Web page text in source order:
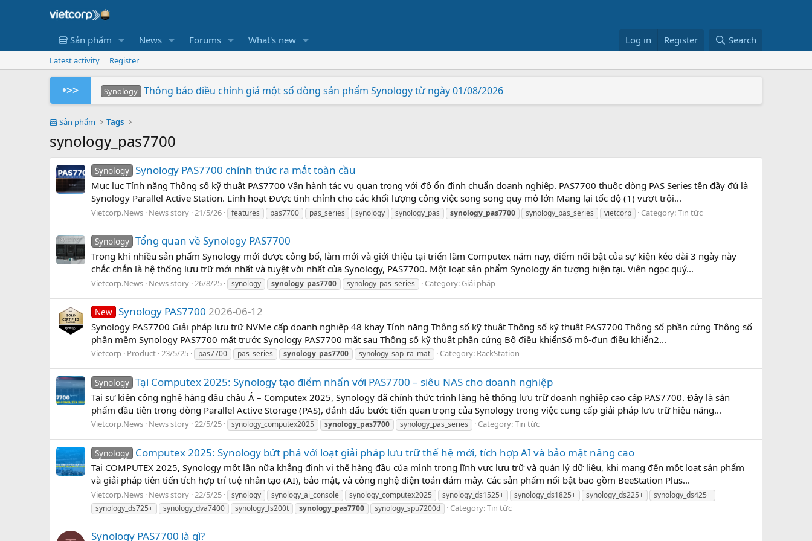
Sản phẩm News Forums What's new Log in Register Search
Latest activity Register
•>>
Tuần Lễ 0 Đồng Lợi Nhuận
Synology Thông báo điều chỉnh giá một số dòng sản phẩm Synology từ ngày 01/08/2026
Synology
Synology
Vietcorp
Vietcorp
Sản phẩm Tags
synology_pas7700
Synology Synology PAS7700 chính thức ra mắt toàn cầu
Mục lục Tính năng Thông số kỹ thuật PAS7700 Vận hành tác vụ quan trọng với độ ổn định chuẩn doanh nghiệp. PAS7700 thuộc dòng PAS Series tên đầy đủ là
Synology Parallel Active Station. Linh hoạt Được tinh chỉnh cho các khối lượng công việc song song quy mô lớn Mang lại tốc độ (1) vượt trội...
Vietcorp.News News story 21/5/26 features pas7700 pas_series synology synology_pas synology_pas7700 synology_pas_series vietcorp Category:Tin tức
Synology Tổng quan về Synology PAS7700
Trong khi nhiều sản phẩm Synology mới được công bố, làm mới và giới thiệu tại triển lãm Computex năm nay, điểm nổi bật của sự kiện kéo dài 3 ngày này
chắc chắn là hệ thống lưu trữ mới nhất và tuyệt vời nhất của Synology, PAS7700. Một loạt sản phẩm Synology ấn tượng hiện tại. Viên ngọc quý...
Vietcorp.News News story 26/8/25 synology synology_pas7700 synology_pas_series Category: Giải pháp
New Synology PAS7700 2026-06-12
Synology PAS7700 Giải pháp lưu trữ NVMe cấp doanh nghiệp 48 khay Tính năng Thông số kỹ thuật Thông số kỹ thuật PAS7700 Thông số phần cứng Thông số
phần mềm Synology PAS7700 mặt trước Synology PAS7700 mặt sau Thông số kỹ thuật phần cứng Bộ điều khiểnSố mô-đun điều khiển2...
Vietcorp Product 23/5/25 pas7700 pas_series synology_pas7700 synology_sap_ra_mat Category: RackStation
Synology Tại Computex 2025: Synology tạo điểm nhấn với PAS7700 – siêu NAS cho doanh nghiệp
Tại sự kiện công nghệ hàng đầu châu Á – Computex 2025, Synology đã chính thức trình làng hệ thống lưu trữ doanh nghiệp cao cấp PAS7700. Đây là sản
phẩm đầu tiên trong dòng Parallel Active Storage (PAS), đánh dấu bước tiến quan trọng của Synology trong việc cung cấp giải pháp lưu trữ hiệu năng...
Vietcorp.News News story 22/5/25 synology_computex2025 synology_pas7700 synology_pas_series Category:Tin tức
Synology Computex 2025: Synology bứt phá với loạt giải pháp lưu trữ thế hệ mới, tích hợp AI và bảo mật nâng cao
Tại COMPUTEX 2025, Synology một lần nữa khẳng định vị thế hàng đầu của mình trong lĩnh vực lưu trữ và quản lý dữ liệu, khi mang đến một loạt sản phẩm
và giải pháp tiên tiến tích hợp trí tuệ nhân tạo (AI), bảo mật, và công nghệ điện toán đám mây. Các sản phẩm nổi bật bao gồm BeeStation Plus...
Vietcorp.News News story 22/5/25 synology synology_ai_console synology_computex2025 synology_ds1525+ synology_ds1825+ synology_ds225+
synology_ds425+
synology_ds725+
synology_dva7400 synology_fs200t synology_pas7700 synology_spu7200d Category:Tin tức
Synology PAS7700 là gì?